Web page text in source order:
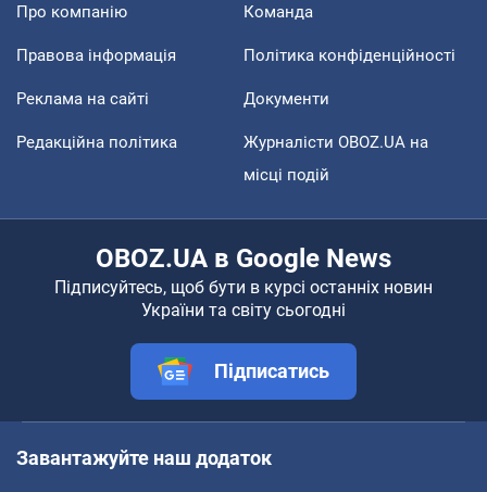
Про компанію Команда
Правова інформація Політика конфіденційності
Реклама на сайті Документи
Редакційна політика
Журналісти OBOZ.UA на
місці подій
OBOZ.UA в Google News
Підписуйтесь, щоб бути в курсі останніх новин
України та світу сьогодні
Підписатись
Завантажуйте наш додаток